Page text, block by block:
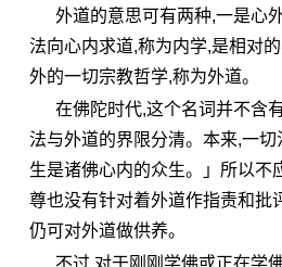
外道的意思可有两种,一是心
法向心内求道,称为内学,是相对
外的一切宗教哲学,称为外道。
在佛陀时代,这个名词并不含
法与外道的界限分清。本来,一
生是诸佛心内的众生。」所以不
尊也没有针对着外道作指责和批
仍可对外道做供养。
不过,对于刚刚 学佛或正在学